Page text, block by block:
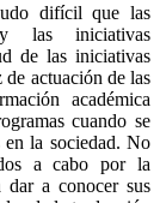
difícil que las
las iniciativas
de las iniciativas
actuación de las
académica
cuando se
en la sociedad. No
a cabo por la
dar a conocer sus